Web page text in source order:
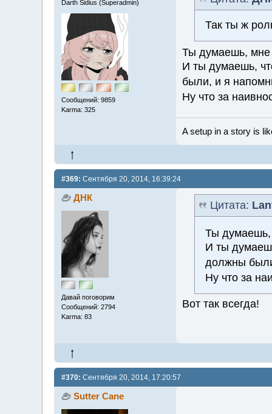
Darth Sidius (Superadmin)
Сообщений: 9859
Karma: 325
Так ты ж
Ты думаешь, мне
И ты думаешь,
были, и я
Ну что за
A setup in a story is
#369: Сентября 20, 2014, 16:39:24
ДНК
Давай поговорим
Сообщений: 2794
Karma: 83
Цитата:
Ты думаешь,
И ты
должны
Ну что за
Вот так всегда!
#370: Сентября 20, 2014, 17:20:57
Sutter Cane